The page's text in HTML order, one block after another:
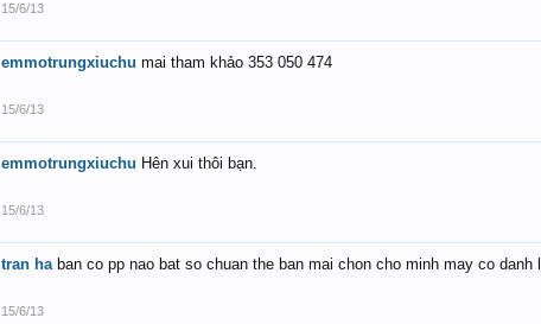
15/6/13
emmotrungxiuchu mai tham khảo 353 050 474
15/6/13
emmotrungxiuchu Hên xui thôi bạn.
15/6/13
tran ha ban co pp nao bat so chuan the ban mai chon cho minh may co
15/6/13